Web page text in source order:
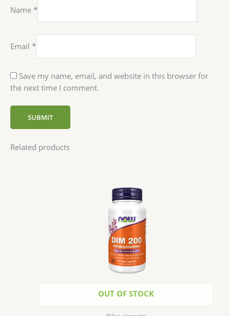
Name *
Email *
Save my name, email, and website in this browser for
the next time I comment.
Related products
OUT OF STOCK